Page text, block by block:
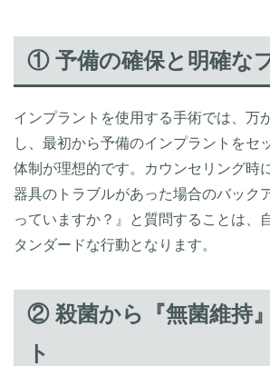
① 予備の確保と明確な
インプラントを使用する手術では、万
し、最初から予備のインプラントをセ
体制が理想的です。カウンセリング時
器具のトラブルがあった場合のバック
っていますか？』と質問することは、
タンダードな行動となります。
② 殺菌から『無菌維持
ト